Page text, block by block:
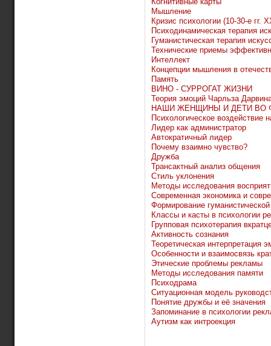
Мышление
Кризис психологии (10-30-е гг.
Психодинамическая терапия
Гуманистическая терапия
Технические приемы
Интеллект
Концепции мышления в
Память
ВИНО - СУРРОГАТ ЖИЗНИ
Теория эмоций Чарльза
НАШИ ЖЕНЩИНЫ И ДЕТИ ВО
Психологическое воздействие
Лидер как администратор
Автократичный лидер
Почему взаимно чувство?
Дружба
Трансактный анализ общения
Стиль уклонения
Методы исследования
Современная экономика и
Формирование
Классы и касты в психологии
Групповая психотерапия
Активность сознания
Теоретическая интерпретация
Особенности и взаимосвязь
Этические проблемы рекламы
Методы исследования памяти
Психодрама
Ситуационная модель
Понятие дружбы и её значения
Запоминание в психологии
Аутизм как интроекция